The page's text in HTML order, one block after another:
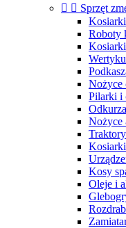
  Sprzęt
Roboty
Nożyce
Pilarki i
Nożyce
Kosy
Oleje i